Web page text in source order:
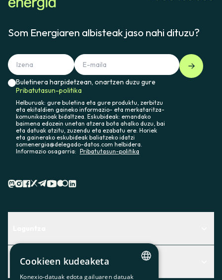
Som Energiaren albisteak jaso nahi dituzu?
Buletinera harpidetzean, onartzen duzu gure
Pribatutasun-politika
Helburuak: gure buletina eta gure produktu, zerbitzu
eta ekitaldien gaineko informazio- eta merkataritza-
komunikazioak bidaltzea. Eskubideak: emandako
baimena edozein unetan atzera bota ahalko duzu, bai
eta datuak atzitu, zuzendu eta ezabatu ere. Horiek
eta gainerako eskubideak baliatzeko idatzi
somenergia@delegado-datos.com helbidera.
Informazio osagarria: Pribatutasun-politika
Centro de Ayuda
Aurkitu zerbitzurik egokiena zuretzat
Albisteak
Cookieen kudeaketa
Konexio-datuak edota gailuaren datuak